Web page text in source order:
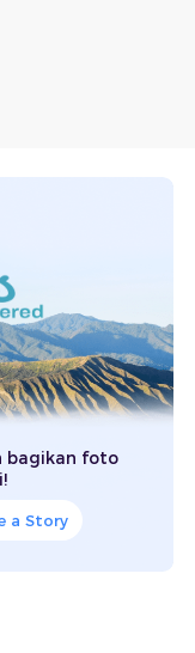
bagikan foto
a Story